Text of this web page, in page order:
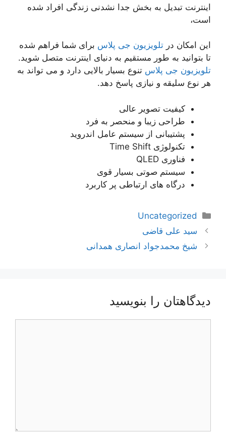
اینترنت تبدیل به بخش جدا نشدنی زندگی افراد شده
است،
این امکان در تلویزیون جی پلاس برای شما فراهم شده
تا بتوانید به طور مستقیم به دنیای اینترنت متصل شوید.
تلویزیون جی پلاس تنوع بسیار بالایی دارد و می تواند به
هر نوع سلیقه و نیازی پاسخ دهد.
کیفیت تصویر عالی
طراحی زیبا و منحصر به فرد
پشتیبانی از سیستم عامل اندروید
تکنولوژی Time Shift
فناوری QLED
سیستم صوتی بسیار قوی
درگاه های ارتباطی‌ پر کاربرد
دسته‌ها
Uncategorized
ناوبری
نوشته‌ها
سید علی قاضی
شیخ محمدجواد انصاری همدانی
دیدگاهتان را بنویسید